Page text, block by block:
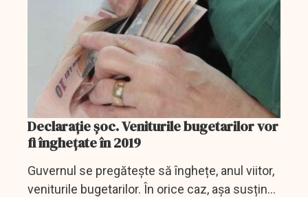
Declaraţie şoc. Veniturile bugetarilor vor
fi înghețate în 2019
Guvernul se pregătește să înghețe, anul viitor,
veniturile bugetarilor. În orice caz, așa susține